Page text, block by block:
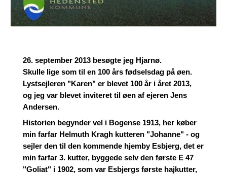
26. september 2013 besøgte jeg Hjarnø.
Skulle lige som til en 100 års fødselsdag på øen.
Lystsejleren "Karen" er blevet 100 år i året 2013,
og jeg var blevet inviteret til øen af ejeren Jens
Andersen.
Historien begynder vel i Bogense 1913, her køber
min farfar Helmuth Kragh kutteren "Johanne" - og
sejler den til den kommende hjemby Esbjerg, det er
min farfar 3. kutter, byggede selv den første E 47
"Goliat" i 1902, som var Esbjergs første hajkutter,